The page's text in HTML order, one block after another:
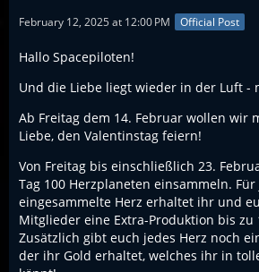
February 12, 2025 at 12:00 PM Official Post
Hallo Spacepiloten!
Und die Liebe liegt wieder in der Luft -
Ab Freitag dem 14. Februar wollen wir
Liebe, den Valentinstag feiern!
Von Freitag bis einschließlich 23.
Tag 100 Herzplaneten einsammeln. Für
eingesammelte Herz erhaltet ihr und
Mitglieder eine Extra-Produktion bis zu
Zusätzlich gibt euch jedes Herz noch
der ihr Gold erhaltet, welches ihr in